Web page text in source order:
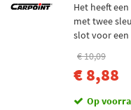
Het heeft
met twee
slot voor
€ 10,09
€ 8,88
Op